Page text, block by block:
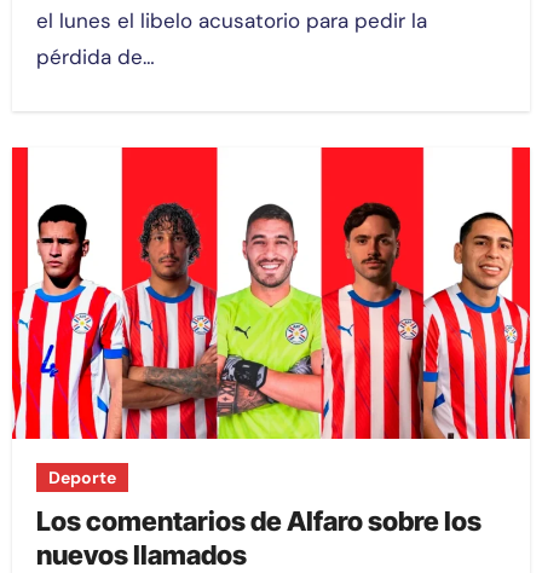
el lunes el libelo acusatorio para pedir la
pérdida de…
Deporte
Los comentarios de Alfaro sobre los
nuevos llamados